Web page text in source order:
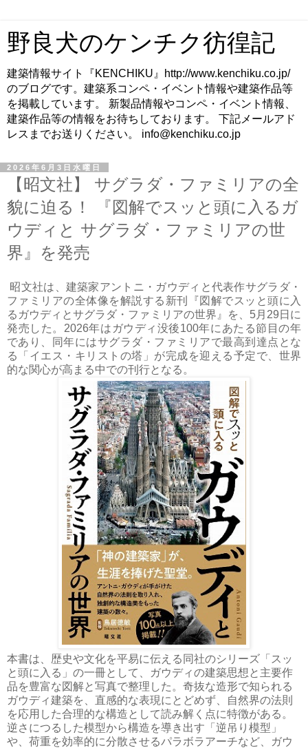
野良犬のケンチク彷徨記
建築情報サイト『KENCHIKU』http://www.kenchiku.co.jp/
のブログです。建築系コンペ・イベント情報や建築作品等
を掲載しています。 新製品情報やコンペ・イベント情報、
建築作品等の情報をお待ちしております。 下記メールアド
レスまでお送りください。 info@kenchiku.co.jp
2026年6月3日水曜日
【昭文社】 サグラダ・ファミリアの全
貌に迫る！ 『図解でスッと頭に入るガ
ウディと サグラダ・ファミリアの世
界』を発売
昭文社は、建築家アントニ・ガウディと代表作サグラダ・
ファミリアの全体像を解説する新刊『図解でスッと頭に入
るガウディとサグラダ・ファミリアの世界』を、5月29日に
発売した。2026年はガウディ没後100年にあたる節目の年
であり、同年にはサグラダ・ファミリアで最高到達点とな
る「イエス・キリストの塔」が完成を迎える予定で、世界
的な関心が高まる中での刊行となる。
本書は、歴史や文化を平易に伝える同社のシリーズ「スッ
と頭に入る」の一冊として、ガウディの建築思想と主要作
品を豊富な図解と写真で整理した。奇抜な造形で知られる
ガウディ建築を、直感的な表現にとどめず、自然界の法則
を応用した合理的な構造として読み解く点に特徴がある。
逆さにつるした模型から構造を導き出す「逆吊り模型」
や、荷重を効率的に分散させるパラボラアーチなど、ガウ